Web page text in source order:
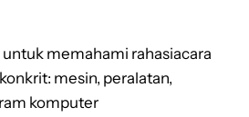
memahami rahasiacara
mesin, peralatan,
komputer